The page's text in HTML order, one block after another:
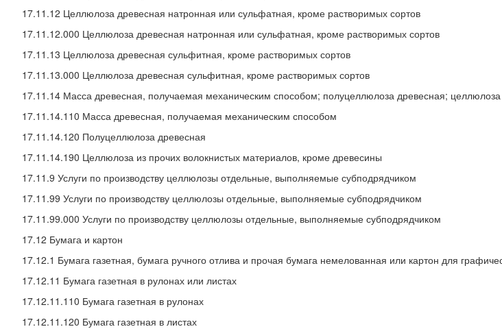
17.11.12 Целлюлоза древесная натронная или сульфатная, кроме растворимых сортов
17.11.12.000 Целлюлоза древесная натронная или сульфатная, кроме растворимых сортов
17.11.13 Целлюлоза древесная сульфитная, кроме растворимых сортов
17.11.13.000 Целлюлоза древесная сульфитная, кроме растворимых сортов
17.11.14 Масса древесная, получаемая механическим способом; полуцеллюлоза древесная;
17.11.14.110 Масса древесная, получаемая механическим способом
17.11.14.120 Полуцеллюлоза древесная
17.11.14.190 Целлюлоза из прочих волокнистых материалов, кроме древесины
17.11.9 Услуги по производству целлюлозы отдельные, выполняемые субподрядчиком
17.11.99 Услуги по производству целлюлозы отдельные, выполняемые субподрядчиком
17.11.99.000 Услуги по производству целлюлозы отдельные, выполняемые субподрядчиком
17.12 Бумага и картон
17.12.1 Бумага газетная, бумага ручного отлива и прочая бумага немелованная или картон для
17.12.11 Бумага газетная в рулонах или листах
17.12.11.110 Бумага газетная в рулонах
17.12.11.120 Бумага газетная в листах